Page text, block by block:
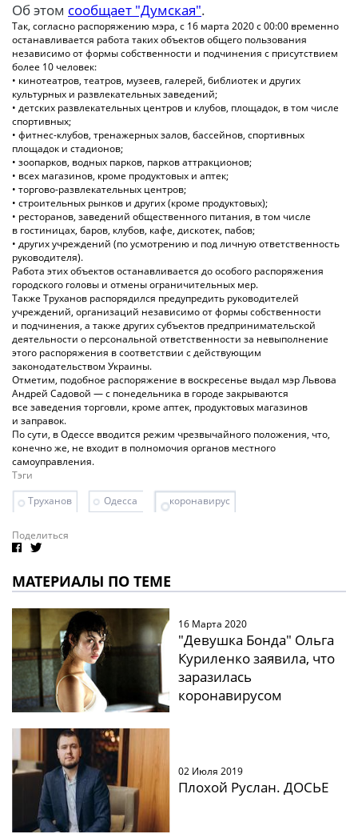
Об этом сообщает "Думская".
Так, согласно распоряжению мэра, с 16 марта 2020 с 00:00 временно
останавливается работа таких объектов общего пользования
независимо от формы собственности и подчинения с присутствием
более 10 человек:
• кинотеатров, театров, музеев, галерей, библиотек и других
культурных и развлекательных заведений;
• детских развлекательных центров и клубов, площадок, в том числе
спортивных;
• фитнес-клубов, тренажерных залов, бассейнов, спортивных
площадок и стадионов;
• зоопарков, водных парков, парков аттракционов;
• всех магазинов, кроме продуктовых и аптек;
• торгово-развлекательных центров;
• строительных рынков и других (кроме продуктовых);
• ресторанов, заведений общественного питания, в том числе
в гостиницах, баров, клубов, кафе, дискотек, пабов;
• других учреждений (по усмотрению и под личную ответственность
руководителя).
Работа этих объектов останавливается до особого распоряжения
городского головы и отмены ограничительных мер.
Также Труханов распорядился предупредить руководителей
учреждений, организаций независимо от формы собственности
и подчинения, а также других субъектов предпринимательской
деятельности о персональной ответственности за невыполнение
этого распоряжения в соответствии с действующим
законодательством Украины.
Отметим, подобное распоряжение в воскресенье выдал мэр Львова
Андрей Садовой — с понедельника в городе закрываются
все заведения торговли, кроме аптек, продуктовых магазинов
и заправок.
По сути, в Одессе вводится режим чрезвычайного положения, что,
конечно же, не входит в полномочия органов местного
самоуправления.
Тэги
Труханов
Одесса коронавирус
Поделиться
МАТЕРИАЛЫ ПО ТЕМЕ
16 Марта 2020
"Девушка Бонда" Ольга
Куриленко заявила, что
заразилась
коронавирусом
02 Июля 2019
Плохой Руслан. ДОСЬЕ